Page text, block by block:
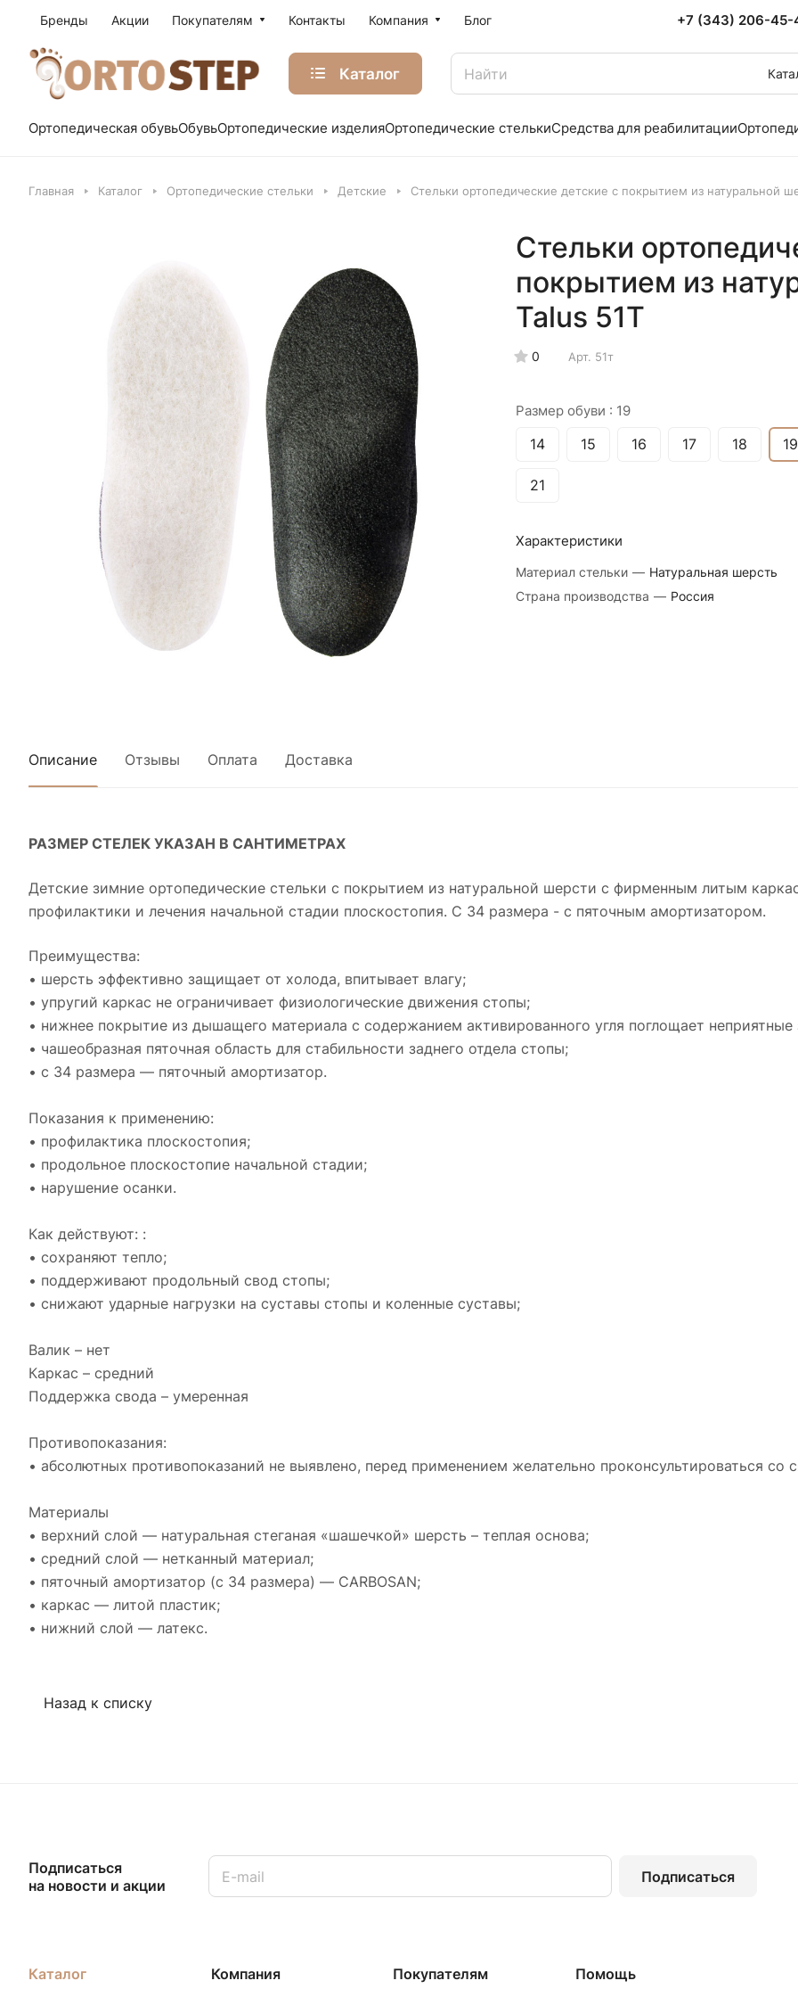
Бренды Акции Покупателям Контакты Компания Блог +7 (343) 206-45-
Каталог
Ортопедическая обувьОбувьОртопедические изделияОртопедические стелькиСредства для реабилитации
Главная Каталог Ортопедические стельки Детские Стельки ортопедические детские с покрытием из натуральной
Стельки
покрытием из
Talus 51Т
0 Арт. 51т
Размер обуви : 19
14 15 16 17 18 19
21
Характеристики
Материал стельки — Натуральная шерсть
Страна производства — Россия
Описание Отзывы Оплата Доставка
РАЗМЕР СТЕЛЕК УКАЗАН В САНТИМЕТРАХ
Детские зимние ортопедические стельки с покрытием из натуральной шерсти с фирменным литым
профилактики и лечения начальной стадии плоскостопия. С 34 размера - с пяточным амортизатором.
Преимущества:
• шерсть эффективно защищает от холода, впитывает влагу;
• упругий каркас не ограничивает физиологические движения стопы;
• нижнее покрытие из дышащего материала с содержанием активированного угля поглощает неприятные
• чашеобразная пяточная область для стабильности заднего отдела стопы;
• с 34 размера — пяточный амортизатор.
Показания к применению:
• профилактика плоскостопия;
• продольное плоскостопие начальной стадии;
• нарушение осанки.
Как действуют: :
• сохраняют тепло;
• поддерживают продольный свод стопы;
• снижают ударные нагрузки на суставы стопы и коленные суставы;
Валик – нет
Каркас – средний
Поддержка свода – умеренная
Противопоказания:
• абсолютных противопоказаний не выявлено, перед применением желательно проконсультироваться со
Материалы
• верхний слой — натуральная стеганая «шашечкой» шерсть – теплая основа;
• средний слой — нетканный материал;
• пяточный амортизатор (с 34 размера) — CARBOSAN;
• каркас — литой пластик;
• нижний слой — латекс.
Назад к списку
Подписаться
на новости и акции
Подписаться
Каталог Компания Покупателям Помощь